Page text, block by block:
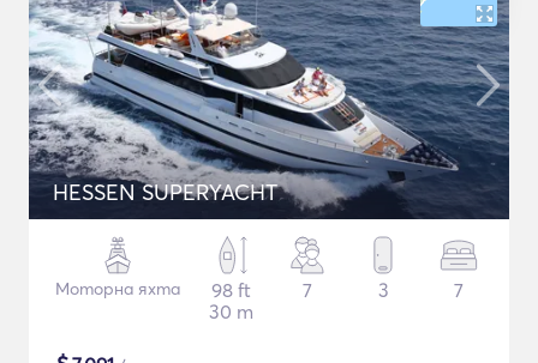
HESSEN SUPERYACHT
Моторна яхта
98 ft
30 m
7 3 7